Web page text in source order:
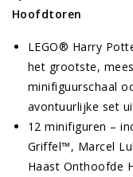
Hoofdtoren
LEGO® Harry
het grootste,
minifiguurschaal
avontuurlijke set
12 minifiguren –
Griffel™, Marcel
Haast Onthoofde